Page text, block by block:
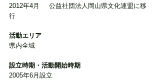
2012年4月	公益社団法人岡山県文化連盟に移
行
活動エリア
県内全域
設立時期・活動開始時期
2005年6月設立